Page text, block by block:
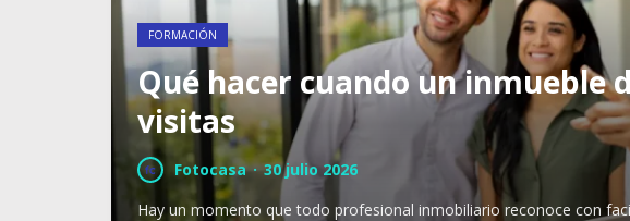
FORMACIÓN
Qué hacer cuando un inmueble
visitas
Fotocasa · 30 julio 2026
Hay un momento que todo profesional inmobiliario reconoce con